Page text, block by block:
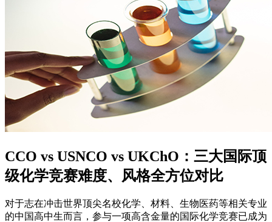
CCO vs USNCO vs UKChO：三大国际顶
级化学竞赛难度、风格全方位对比
对于志在冲击世界顶尖名校化学、材料、生物医药等相关专业
的中国高中生而言，参与一项高含金量的国际化学竞赛已成为